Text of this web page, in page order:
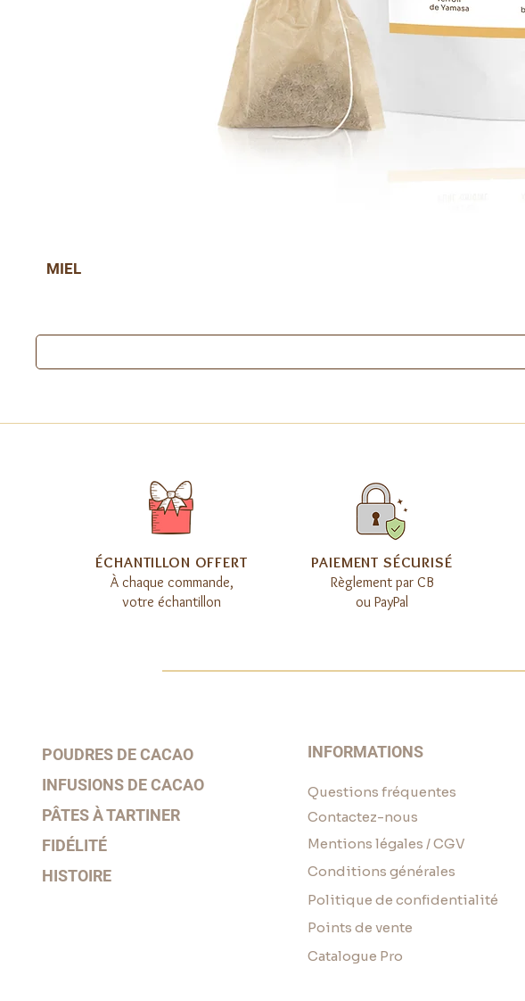
MIEL
​ÉCHANTILLON OFFERT
À chaque commande,
votre échantillon
​PAIEMENT SÉCURISÉ
Règlement par CB
ou PayPal
POUDRES DE CACAO
INFUSIONS DE CACAO
PÂTES À TARTINER
FIDÉLITÉ
HISTOIRE
INFORMATIONS
Questions fréquentes
Contactez-nous
Mentions légales / CGV
Conditions générales
Politique de confidentialité
Points de vente
Catalogue Pro